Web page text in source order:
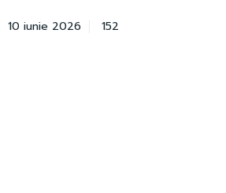
10 iunie 2026 152